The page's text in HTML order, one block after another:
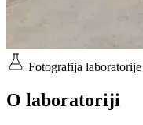
Fotografija laboratorije
O laboratoriji